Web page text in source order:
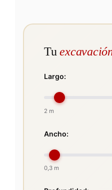
Tu
Largo:
2 m
Ancho:
0,3 m